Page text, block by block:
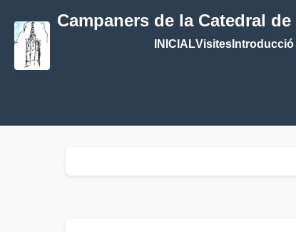
Campaners de la Catedral de
INICIALVisitesIntroducció